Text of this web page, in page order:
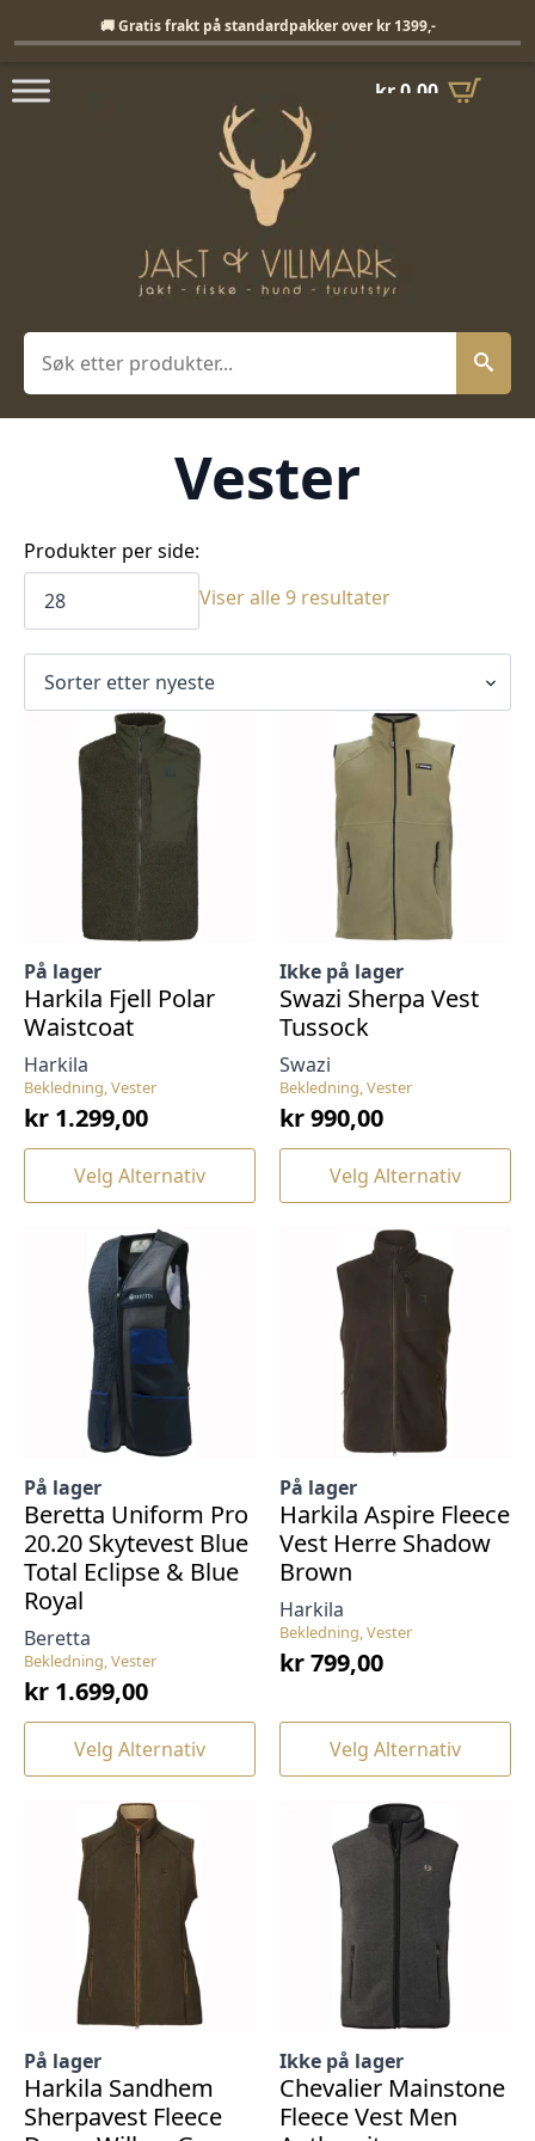
kr0,00
Søk
Vester
Produkter per side:
Viser alle 9 resultaterSortert
siste
Bekledning, Vester
Harkila
På lager
Harkila Fjell Polar
Waistcoat
kr 1.299,00
Velg Alternativ
Dette
produktet
varianter.
Alternativene
produktsiden
Bekledning, Vester
Swazi
Ikke på lager
Swazi Sherpa Vest
Tussock
kr990,00
Velg Alternativ
Dette
produktet
varianter.
Alternativene
produktsiden
Bekledning, Vester
Beretta
På lager
Beretta Uniform Pro
20.20 Skytevest Blue
Total Eclipse & Blue
Royal
kr 1.699,00
Velg Alternativ
Dette
produktet
har
varianter.
Alternativene
produktsiden
Bekledning, Vester
Harkila
På lager
Harkila Aspire Fleece
Vest Herre Shadow
Brown
kr799,00
Velg Alternativ
Dette
produktet
har
varianter.
Alternativene
produktsiden
På lager
Harkila Sandhem
Sherpavest Fleece
Ikke på lager
Chevalier Mainstone
Fleece Vest Men
🚚 Gratis frakt på standardpakker over kr 1399,-